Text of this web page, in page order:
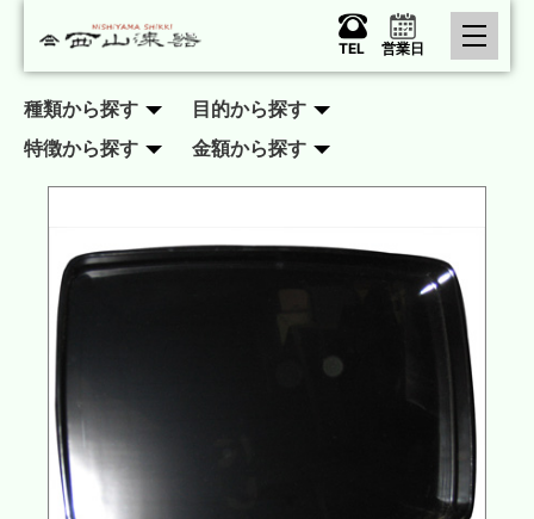
TEL 営業日
種類から探す
目的から探す
特徴から探す
金額から探す